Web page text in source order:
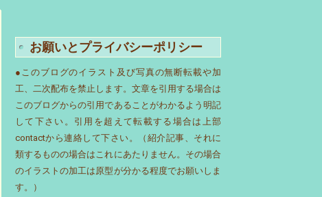
お願いとプライバシーポリシー
●このブログのイラスト及び写真の無断転載や加
工、二次配布を禁止します。文章を引用する場合は
このブログからの引用であることがわかるよう明記
して下さい。引用を超えて転載する場合は上部
contactから連絡して下さい。（紹介記事、それに
類するものの場合はこれにあたりません。その場合
のイラストの加工は原型が分かる程度でお願いしま
す。）